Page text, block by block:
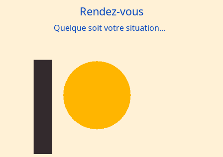
Rendez-vous
Quelque soit votre situation...